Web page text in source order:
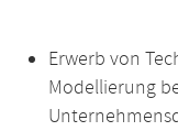
Erwerb von
Modellierung